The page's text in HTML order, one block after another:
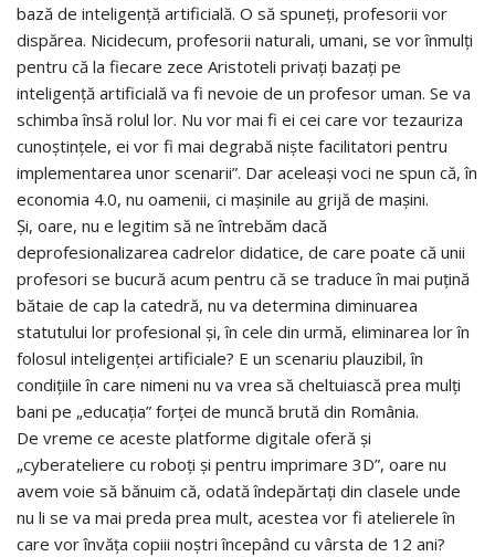
bază de inteligență artificială. O să spuneți, profesorii vor
dispărea. Nicidecum, profesorii naturali, umani, se vor înmulți
pentru că la fiecare zece Aristoteli privați bazați pe
inteligență artificială va fi nevoie de un profesor uman. Se va
schimba însă rolul lor. Nu vor mai fi ei cei care vor tezauriza
cunoștințele, ei vor fi mai degrabă niște facilitatori pentru
implementarea unor scenarii”. Dar aceleași voci ne spun că, în
economia 4.0, nu oamenii, ci mașinile au grijă de mașini.
Și, oare, nu e legitim să ne întrebăm dacă
deprofesionalizarea cadrelor didatice, de care poate că unii
profesori se bucură acum pentru că se traduce în mai puțină
bătaie de cap la catedră, nu va determina diminuarea
statutului lor profesional și, în cele din urmă, eliminarea lor în
folosul inteligenței artificiale? E un scenariu plauzibil, în
condițiile în care nimeni nu va vrea să cheltuiască prea mulți
bani pe „educația” forței de muncă brută din România.
De vreme ce aceste platforme digitale oferă și
„cyberateliere cu roboți și pentru imprimare 3D”, oare nu
avem voie să bănuim că, odată îndepărtați din clasele unde
nu li se va mai preda prea mult, acestea vor fi atelierele în
care vor învăța copiii noștri începând cu vârsta de 12 ani?